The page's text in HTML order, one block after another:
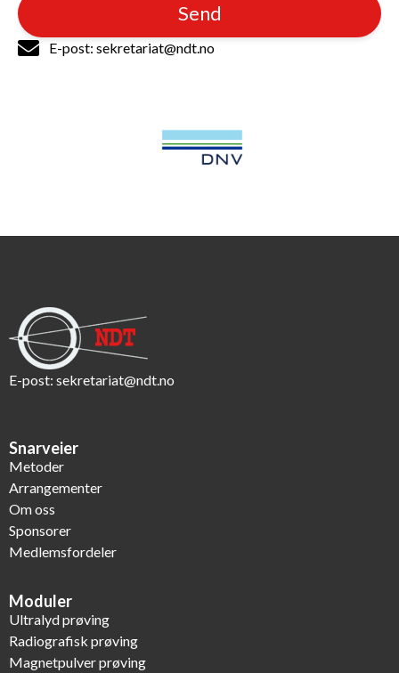
Send
E-post: sekretariat@ndt.no
E-post: sekretariat@ndt.no
Snarveier
Metoder
Arrangementer
Om oss
Sponsorer
Medlemsfordeler
Moduler
Ultralyd prøving
Radiografisk prøving
Magnetpulver prøving